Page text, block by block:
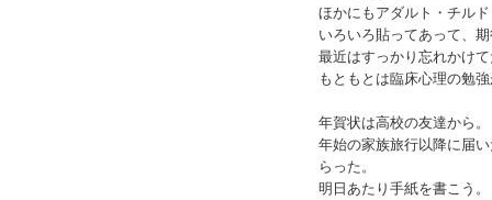
ほかにもアダルト・チル
いろいろ貼ってあって、
最近はすっかり忘れかけ
もともとは臨床心理の勉
年賀状は高校の友達から。
年始の家族旅行以降に届
らった。
明日あたり手紙を書こう。